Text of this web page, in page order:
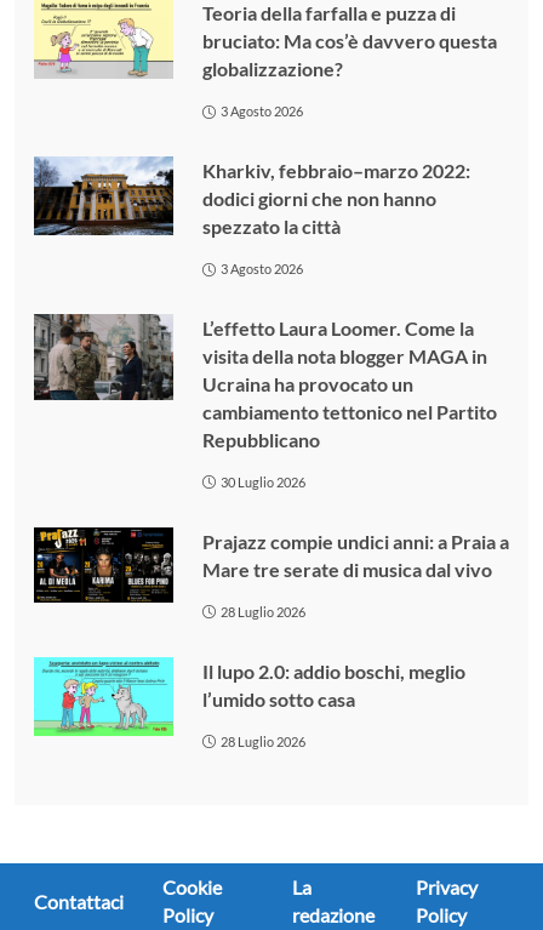
Teoria della farfalla e puzza di
bruciato: Ma cos’è davvero questa
globalizzazione?
3 Agosto 2026
Kharkiv, febbraio–marzo 2022:
dodici giorni che non hanno
spezzato la città
3 Agosto 2026
L’effetto Laura Loomer. Come la
visita della nota blogger MAGA in
Ucraina ha provocato un
cambiamento tettonico nel Partito
Repubblicano
30 Luglio 2026
Prajazz compie undici anni: a Praia a
Mare tre serate di musica dal vivo
28 Luglio 2026
Il lupo 2.0: addio boschi, meglio
l’umido sotto casa
28 Luglio 2026
Contattaci
Cookie
Policy
La
redazione
Privacy
Policy